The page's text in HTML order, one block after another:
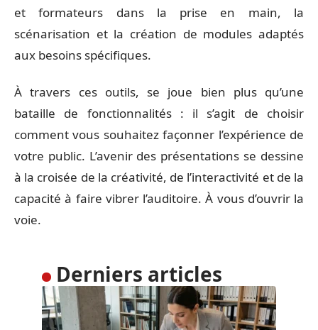
et formateurs dans la prise en main, la
scénarisation et la création de modules adaptés
aux besoins spécifiques.
À travers ces outils, se joue bien plus qu’une
bataille de fonctionnalités : il s’agit de choisir
comment vous souhaitez façonner l’expérience de
votre public. L’avenir des présentations se dessine
à la croisée de la créativité, de l’interactivité et de la
capacité à faire vibrer l’auditoire. À vous d’ouvrir la
voie.
Derniers articles